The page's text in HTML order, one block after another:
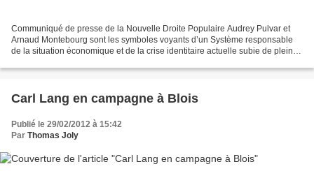
Communiqué de presse de la Nouvelle Droite Populaire Audrey Pulvar et
Arnaud Montebourg sont les symboles voyants d’un Système responsable
de la situation économique et de la crise identitaire actuelle subie de plein
Carl Lang en campagne à Blois
Publié le 29/02/2012 à 15:42
Par Thomas Joly